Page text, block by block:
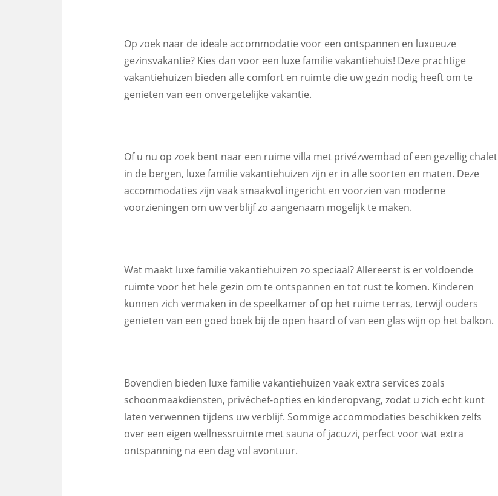
Op zoek naar de ideale accommodatie voor een ontspannen en luxueuze
gezinsvakantie? Kies dan voor een luxe familie vakantiehuis! Deze prachtige
vakantiehuizen bieden alle comfort en ruimte die uw gezin nodig heeft om te
genieten van een onvergetelijke vakantie.
Of u nu op zoek bent naar een ruime villa met privézwembad of een gezellig chalet
in de bergen, luxe familie vakantiehuizen zijn er in alle soorten en maten. Deze
accommodaties zijn vaak smaakvol ingericht en voorzien van moderne
voorzieningen om uw verblijf zo aangenaam mogelijk te maken.
Wat maakt luxe familie vakantiehuizen zo speciaal? Allereerst is er voldoende
ruimte voor het hele gezin om te ontspannen en tot rust te komen. Kinderen
kunnen zich vermaken in de speelkamer of op het ruime terras, terwijl ouders
genieten van een goed boek bij de open haard of van een glas wijn op het balkon.
Bovendien bieden luxe familie vakantiehuizen vaak extra services zoals
schoonmaakdiensten, privéchef-opties en kinderopvang, zodat u zich echt kunt
laten verwennen tijdens uw verblijf. Sommige accommodaties beschikken zelfs
over een eigen wellnessruimte met sauna of jacuzzi, perfect voor wat extra
ontspanning na een dag vol avontuur.